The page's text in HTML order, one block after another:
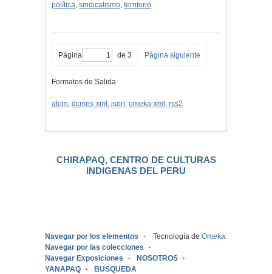
política, sindicalismo, territorio
Página de 3 Página siguiente
Formatos de Salida
atom, dcmes-xml , json, omeka-xml , rss2
CHIRAPAQ, CENTRO DE CULTURAS
INDIGENAS DEL PERU
Navegar por los elementos
Navegar por las colecciones
Navegar Exposiciones
NOSOTROS
YANAPAQ
BUSQUEDA
Tecnología de Omeka.